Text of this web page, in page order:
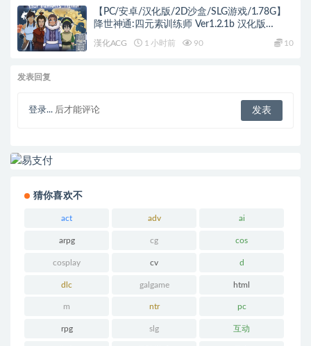
【PC/安卓/汉化版/2D沙盒/SLG游戏/1.78G】
降世神通:四元素训练师 Ver1.2.1b 汉化版
漢化ACG 1 小时前 90 10
发表回复
登录... 后才能评论
猜你喜欢不
act adv ai
arpg cg cos
cosplay cv d
dlc galgame html
m ntr pc
rpg slg 互动